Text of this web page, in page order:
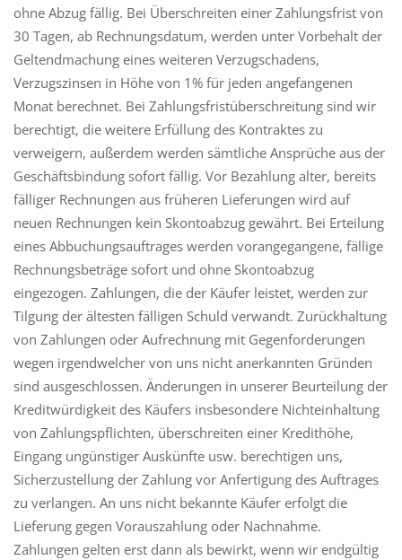
ohne Abzug fällig. Bei Überschreiten einer Zahlungsfrist von
30 Tagen, ab Rechnungsdatum, werden unter Vorbehalt der
Geltendmachung eines weiteren Verzugschadens,
Verzugszinsen in Höhe von 1% für jeden angefangenen
Monat berechnet. Bei Zahlungsfristüberschreitung sind wir
berechtigt, die weitere Erfüllung des Kontraktes zu
verweigern, außerdem werden sämtliche Ansprüche aus der
Geschäftsbindung sofort fällig. Vor Bezahlung alter, bereits
fälliger Rechnungen aus früheren Lieferungen wird auf
neuen Rechnungen kein Skontoabzug gewährt. Bei Erteilung
eines Abbuchungsauftrages werden vorangegangene, fällige
Rechnungsbeträge sofort und ohne Skontoabzug
eingezogen. Zahlungen, die der Käufer leistet, werden zur
Tilgung der ältesten fälligen Schuld verwandt. Zurückhaltung
von Zahlungen oder Aufrechnung mit Gegenforderungen
wegen irgendwelcher von uns nicht anerkannten Gründen
sind ausgeschlossen. Änderungen in unserer Beurteilung der
Kreditwürdigkeit des Käufers insbesondere Nichteinhaltung
von Zahlungspflichten, überschreiten einer Kredithöhe,
Eingang ungünstiger Auskünfte usw. berechtigen uns,
Sicherzustellung der Zahlung vor Anfertigung des Auftrages
zu verlangen. An uns nicht bekannte Käufer erfolgt die
Lieferung gegen Vorauszahlung oder Nachnahme.
Zahlungen gelten erst dann als bewirkt, wenn wir endgültig